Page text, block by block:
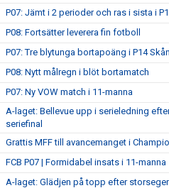
P07: Jämt i 2 perioder och ras i sista i
P08: Fortsätter leverera fin fotboll
P07: Tre blytunga bortapoäng i P14
P08: Nytt målregn i blöt bortamatch
P07: Ny VOW match i 11-manna
A-laget: Bellevue upp i serieledning
seriefinal
Grattis MFF till avancemanget i
FCB P07 | Formidabel insats i 11-manna
A-laget: Glädjen på topp efter storseger